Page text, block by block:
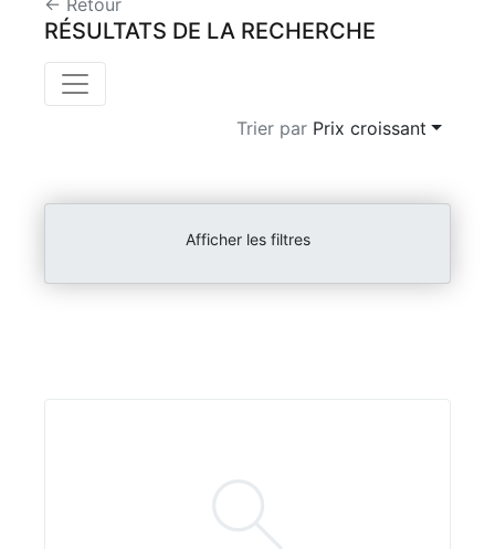
← Retour
RÉSULTATS DE LA RECHERCHE
Trier par Prix croissant
Afficher les filtres